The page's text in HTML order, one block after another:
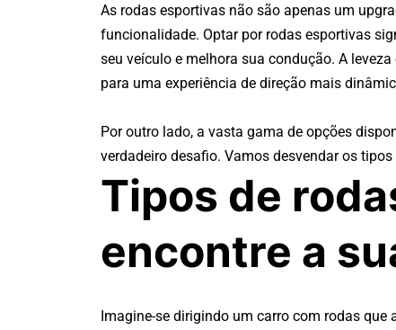
As rodas esportivas não são apenas um
funcionalidade. Optar por rodas esportivas
seu veículo e melhora sua condução. A
para uma experiência de direção mais
Por outro lado, a vasta gama de opções
verdadeiro desafio. Vamos desvendar os
Tipos de
encontre a
Imagine-se dirigindo um carro com rodas